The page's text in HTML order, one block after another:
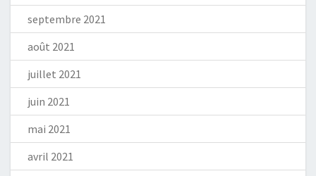
septembre 2021
août 2021
juillet 2021
juin 2021
mai 2021
avril 2021